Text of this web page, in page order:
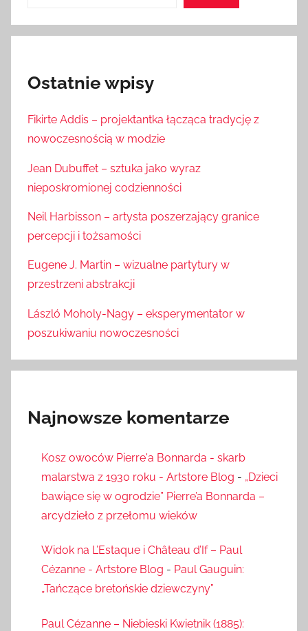
Ostatnie wpisy
Fikirte Addis – projektantka łącząca tradycję z
nowoczesnością w modzie
Jean Dubuffet – sztuka jako wyraz
nieposkromionej codzienności
Neil Harbisson – artysta poszerzający granice
percepcji i tożsamości
Eugene J. Martin – wizualne partytury w
przestrzeni abstrakcji
László Moholy-Nagy – eksperymentator w
poszukiwaniu nowoczesności
Najnowsze komentarze
Kosz owoców Pierre'a Bonnarda - skarb
malarstwa z 1930 roku - Artstore Blog - „Dzieci
bawiące się w ogrodzie” Pierre’a Bonnarda –
arcydzieło z przełomu wieków
Widok na L’Estaque i Château d’If – Paul
Cézanne - Artstore Blog - Paul Gauguin:
„Tańczące bretońskie dziewczyny”
Paul Cézanne – Niebieski Kwietnik (1885):